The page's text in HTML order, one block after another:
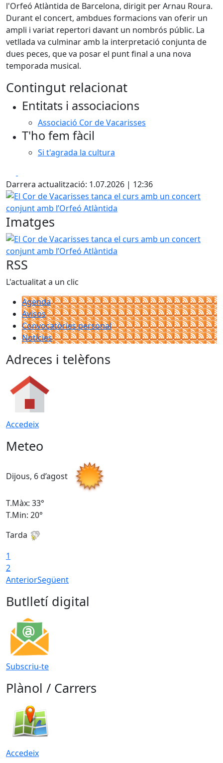
l'Orfeó Atlàntida de Barcelona, dirigit per Arnau Roura.
Durant el concert, ambdues formacions van oferir un
ampli i variat repertori davant un nombrós públic. La
vetllada va culminar amb la interpretació conjunta de
dues peces, que va posar el punt final a una nova
temporada musical.
Contingut relacionat
Entitats i associacions
Associació Cor de Vacarisses
T'ho fem fàcil
Si t'agrada la cultura
Darrera actualització: 1.07.2026 | 12:36
El Cor de Vacarisses tanca el curs amb un concert
Imatges
El Cor de Vacarisses tanca el curs amb un concert
RSS
L'actualitat a un clic
Agenda
Avisos
Convocatòries personal
Notícies
Adreces i telèfons
Accedeix
Meteo
Dijous, 6 d’agost
T.Màx: 33°
T.Min: 20°
Tarda
1
2
AnteriorSegüent
Butlletí digital
Subscriu-te
Plànol / Carrers
Accedeix